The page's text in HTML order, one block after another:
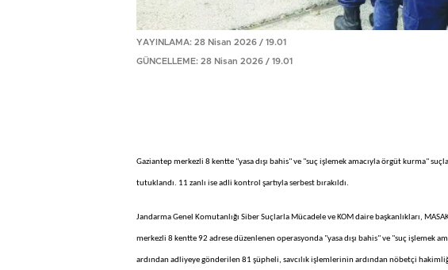
YAYINLAMA: 28 Nisan 2026 / 19.01
GÜNCELLEME: 28 Nisan 2026 / 19.01
Gaziantep merkezli 8 kentte "yasa dışı bahis" ve "suç işlemek amacıyla örgüt kurma"
tutuklandı. 11 zanlı ise adli kontrol şartıyla serbest bırakıldı.
Jandarma Genel Komutanlığı Siber Suçlarla Mücadele ve KOM daire başkanlıkları,
merkezli 8 kentte 92 adrese düzenlenen operasyonda "yasa dışı bahis" ve "suç işlemek
ardından adliyeye gönderilen 81 şüpheli, savcılık işlemlerinin ardından nöbetçi